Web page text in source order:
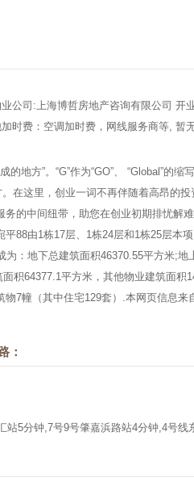
公司:上海博哲房地产咨询有限公司 开
时费：空调加时费，网线服务商等, 暂
的地方”。“G”作为“GO”、 “Global”的
在这里，创业一词不再伴随着高昂的
的中间纽带，助您在创业初期排忧解
88由1栋17层、1栋24层和1栋25层本
：地下总建筑面积46370.55平方米;地
积64377.1平方米，其他物业建筑面积
7幢（其中住宅129套）.本网页信息来
：
站5分钟,7号9号肇嘉浜路站4分钟,4号线